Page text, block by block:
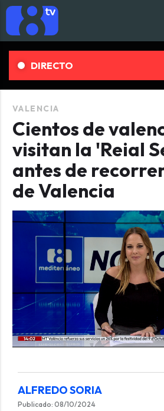
DIRECTO
VALENCIA
Cientos de
visitan la 'Reial
antes de
de Valencia
ALFREDO SORIA
Publicado: 08/10/2024